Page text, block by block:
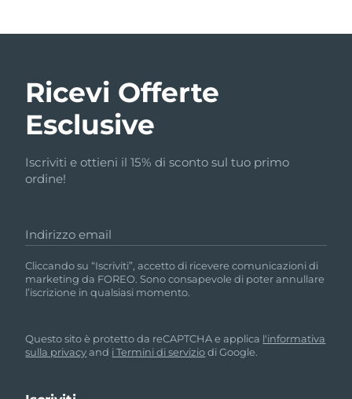
Ricevi Offerte
Esclusive
Iscriviti e ottieni il 15% di sconto sul tuo primo
ordine!
Indirizzo email
Cliccando su “Iscriviti”, accetto di ricevere comunicazioni di
marketing da FOREO. Sono consapevole di poter annullare
l’iscrizione in qualsiasi momento.
Questo sito è protetto da reCAPTCHA e applica l'informativa
sulla privacyand i Termini di serviziodi Google.